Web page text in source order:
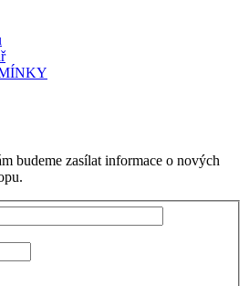
budeme zasílat informace o nových